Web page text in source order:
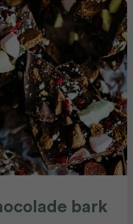
bark